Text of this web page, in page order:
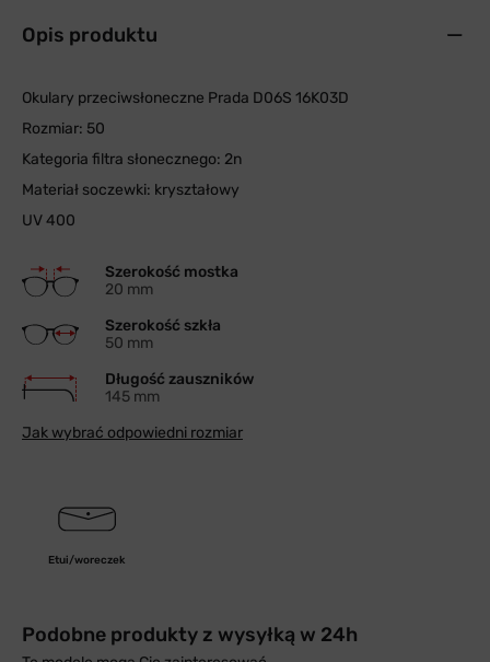
Opis produktu
Okulary przeciwsłoneczne Prada D06S 16K03D
Rozmiar: 50
Kategoria filtra słonecznego: 2n
Materiał soczewki: kryształowy
UV 400
Szerokość mostka
20 mm
Szerokość szkła
50 mm
Długość zauszników
145 mm
Jak wybrać odpowiedni rozmiar
Etui/woreczek
Podobne produkty z wysyłką w 24h